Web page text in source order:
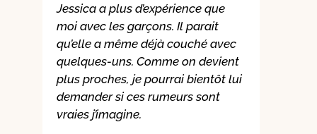
Jessica a plus d’expérience que
moi avec les garçons. Il parait
qu’elle a même déjà couché avec
quelques-uns. Comme on devient
plus proches, je pourrai bientôt lui
demander si ces rumeurs sont
vraies j’imagine.